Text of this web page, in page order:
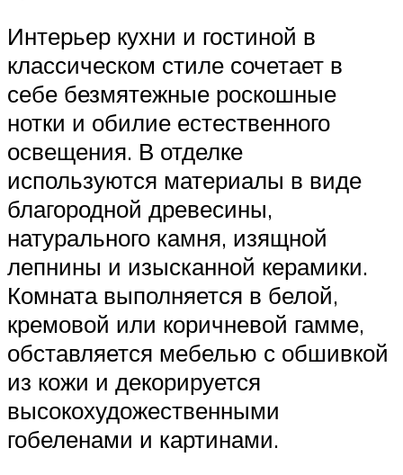
Интерьер кухни и гостиной в
классическом стиле сочетает в
себе безмятежные роскошные
нотки и обилие естественного
освещения. В отделке
используются материалы в виде
благородной древесины,
натурального камня, изящной
лепнины и изысканной керамики.
Комната выполняется в белой,
кремовой или коричневой гамме,
обставляется мебелью с обшивкой
из кожи и декорируется
высокохудожественными
гобеленами и картинами.